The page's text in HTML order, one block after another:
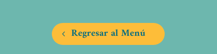
Regresar al Menú